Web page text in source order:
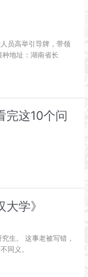
员高举引导牌，带领
地址：湖南省长
完这10个问
学》
生。 这事老被写错，
同义。